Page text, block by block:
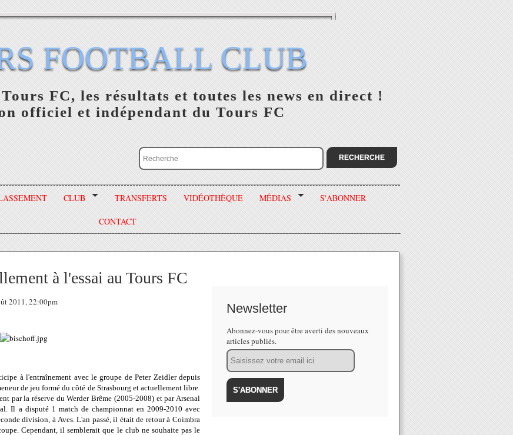
FOOTBALL CLUB
FC, les résultats et toutes les news en direct !
officiel et indépendant du Tours FC
CLUB TRANSFERTS VIDÉOTHÈQUE MÉDIAS S'ABONNER
CONTACT
à l'essai au Tours FC
2011, 22:00pm
à l'entraînement avec le groupe de Peter Zeidler depuis
de jeu formé du côté de Strasbourg et actuellement libre.
par la réserve du Werder Brême (2005-2008) et par Arsenal
Il a disputé 1 match de championnat en 2009-2010 avec
division, à Aves. L'an passé, il était de retour à Coimbra
Cependant, il semblerait que le club ne souhaite pas le
Newsletter
Abonnez-vous pour être averti des nouveaux
articles publiés.
Email